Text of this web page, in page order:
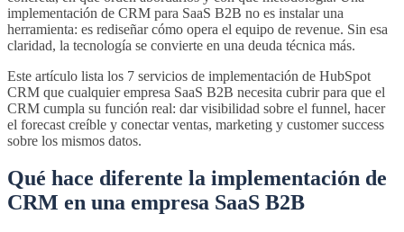
implementación de CRM para SaaS B2B no es instalar una
herramienta: es rediseñar cómo opera el equipo de revenue. Sin esa
claridad, la tecnología se convierte en una deuda técnica más.
Este artículo lista los 7 servicios de implementación de HubSpot
CRM que cualquier empresa SaaS B2B necesita cubrir para que el
CRM cumpla su función real: dar visibilidad sobre el funnel, hacer
el forecast creíble y conectar ventas, marketing y customer success
sobre los mismos datos.
Qué hace diferente la implementación de
CRM en una empresa SaaS B2B